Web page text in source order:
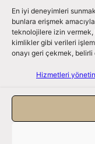
En iyi deneyimleri
bunlara erişmek
teknolojilere izin vermek,
kimlikler gibi verileri
onayı geri çekmek,
Hizmetleri yönetin